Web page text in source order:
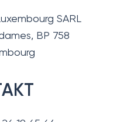
SARL
BP 758